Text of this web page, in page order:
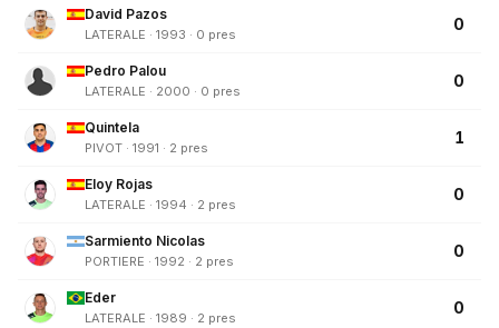
David Pazos
LATERALE · 1993 · 0 pres
0
Pedro Palou
LATERALE · 2000 · 0 pres
0
Quintela
PIVOT · 1991 · 2 pres
1
Eloy Rojas
LATERALE · 1994 · 2 pres
0
Sarmiento Nicolas
PORTIERE · 1992 · 2 pres
0
Eder
LATERALE · 1989 · 2 pres
0